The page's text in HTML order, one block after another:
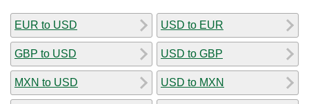
EUR to USD
GBP to USD
MXN to USD
USD to EUR
USD to GBP
USD to MXN